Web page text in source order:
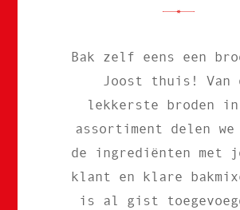
Bak zelf eens een
Joost thuis! Van
lekkerste broden in
assortiment delen we
de ingrediënten met
klant en klare
is al gist